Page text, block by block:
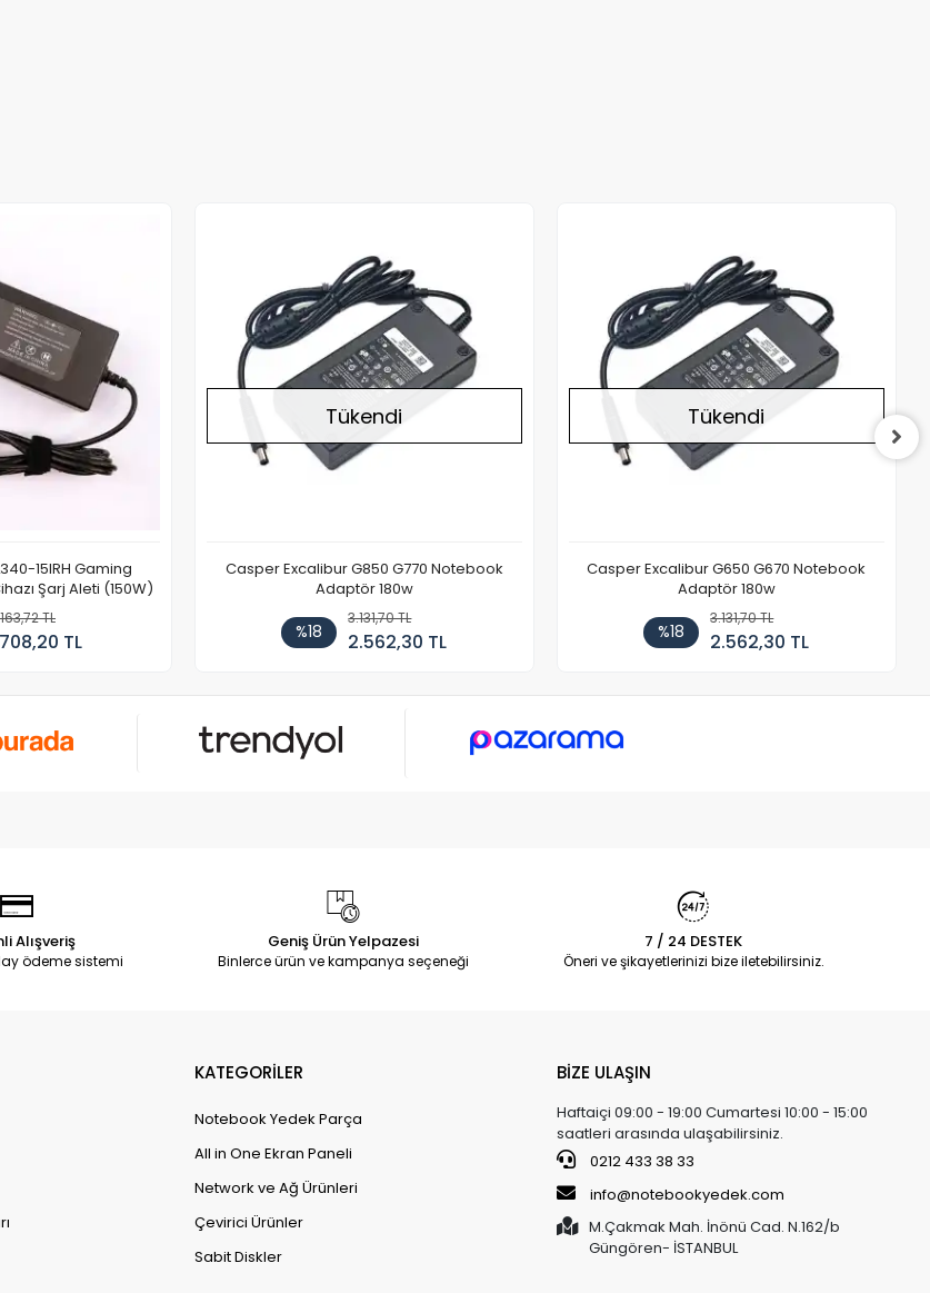
15IRH Gaming
Şarj Aleti (150W)
TL
TL
Tükendi
Casper Excalibur G850 G770 Notebook
Adaptör 180w
%18
3.131,70 TL
2.562,30 TL
Tükendi
Casper Excalibur G650 G670 Notebook
Adaptör 180w
%18
3.131,70 TL
2.562,30 TL
Alışveriş
ödeme sistemi
Geniş Ürün Yelpazesi
Binlerce ürün ve kampanya seçeneği
7 / 24 DESTEK
Öneri ve şikayetlerinizi bize iletebilirsiniz.
KATEGORİLER
Notebook Yedek Parça
All in One Ekran Paneli
Network ve Ağ Ürünleri
Çevirici Ürünler
Sabit Diskler
BİZE ULAŞIN
Haftaiçi 09:00 - 19:00 Cumartesi 10:00 - 15:00
saatleri arasında ulaşabilirsiniz.
0212 433 38 33
info@notebookyedek.com
M.Çakmak Mah. İnönü Cad. N.162/b
Güngören- İSTANBUL